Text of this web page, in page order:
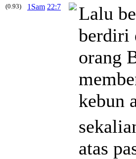
(0.93) 1Sam 22:7
Lalu
berdiri
orang
kebun
atas